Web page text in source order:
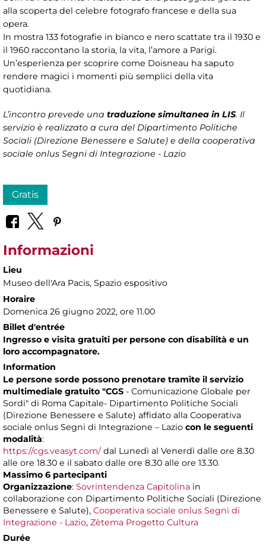
alla scoperta del celebre fotografo francese e della sua
opera.
In mostra 133 fotografie in bianco e nero scattate tra il 1930 e
il 1960 raccontano la storia, la vita, l’amore a Parigi.
Un’esperienza per scoprire come Doisneau ha saputo
rendere magici i momenti più semplici della vita
quotidiana.
L’incontro prevede una traduzione simultanea in LIS. Il
servizio è realizzato a cura del Dipartimento Politiche
Sociali (Direzione Benessere e Salute) e della cooperativa
sociale onlus Segni di Integrazione - Lazio
Gratis
Informazioni
Lieu
Museo dell'Ara Pacis, Spazio espositivo
Horaire
Domenica 26 giugno 2022, ore 11.00
Billet d'entrée
Ingresso e visita gratuiti per persone con disabilità e un
loro accompagnatore.
Information
Le persone sorde possono prenotare tramite il servizio
multimediale gratuito "CGS - Comunicazione Globale per
Sordi" di Roma Capitale- Dipartimento Politiche Sociali
(Direzione Benessere e Salute) affidato alla Cooperativa
sociale onlus Segni di Integrazione – Lazio con le seguenti
modalità:
https://cgs.veasyt.com/dal Lunedì al Venerdì dalle ore 8.30
alle ore 18.30 e il sabato dalle ore 8.30 alle ore 13.30.
Massimo 6 partecipanti
Organizzazione: Sovrintendenza Capitolina in
collaborazione con Dipartimento Politiche Sociali (Direzione
Benessere e Salute), Cooperativa sociale onlus Segni di
Integrazione - Lazio, Zètema Progetto Cultura
Durée